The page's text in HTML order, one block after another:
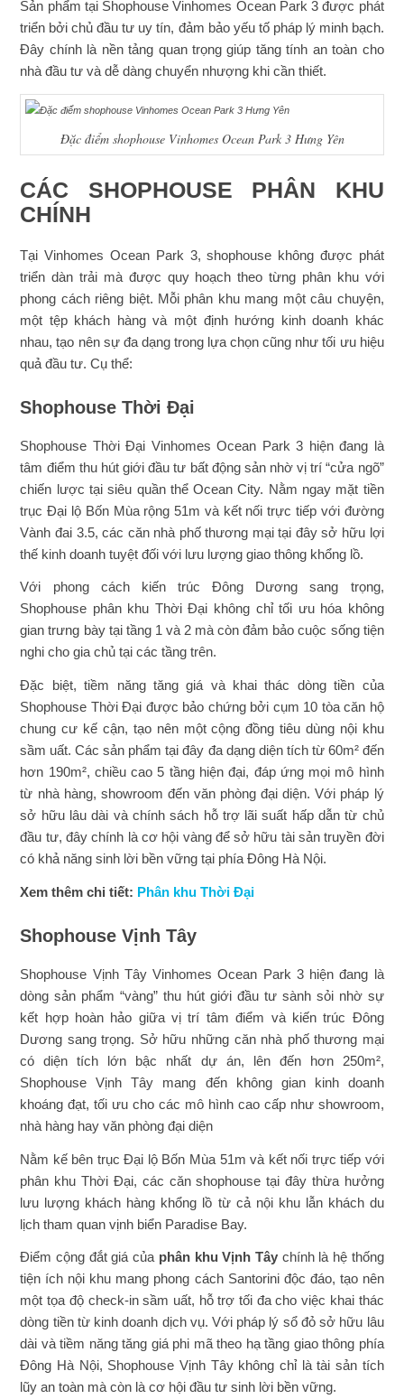
Sản phẩm tại Shophouse Vinhomes Ocean Park 3 được phát
triển bởi chủ đầu tư uy tín, đảm bảo yếu tố pháp lý minh bạch.
Đây chính là nền tảng quan trọng giúp tăng tính an toàn cho
nhà đầu tư và dễ dàng chuyển nhượng khi cần thiết.
Đặc điểm shophouse Vinhomes Ocean Park 3 Hưng Yên
CÁC SHOPHOUSE PHÂN KHU
CHÍNH
Tại Vinhomes Ocean Park 3, shophouse không được phát
triển dàn trải mà được quy hoạch theo từng phân khu với
phong cách riêng biệt. Mỗi phân khu mang một câu chuyện,
một tệp khách hàng và một định hướng kinh doanh khác
nhau, tạo nên sự đa dạng trong lựa chọn cũng như tối ưu hiệu
quả đầu tư. Cụ thể:
Shophouse Thời Đại
Shophouse Thời Đại Vinhomes Ocean Park 3 hiện đang là
tâm điểm thu hút giới đầu tư bất động sản nhờ vị trí “cửa ngõ”
chiến lược tại siêu quần thể Ocean City. Nằm ngay mặt tiền
trục Đại lộ Bốn Mùa rộng 51m và kết nối trực tiếp với đường
Vành đai 3.5, các căn nhà phố thương mại tại đây sở hữu lợi
thế kinh doanh tuyệt đối với lưu lượng giao thông khổng lồ.
Với phong cách kiến trúc Đông Dương sang trọng,
Shophouse phân khu Thời Đại không chỉ tối ưu hóa không
gian trưng bày tại tầng 1 và 2 mà còn đảm bảo cuộc sống tiện
nghi cho gia chủ tại các tầng trên.
Đặc biệt, tiềm năng tăng giá và khai thác dòng tiền của
Shophouse Thời Đại được bảo chứng bởi cụm 10 tòa căn hộ
chung cư kế cận, tạo nên một cộng đồng tiêu dùng nội khu
sầm uất. Các sản phẩm tại đây đa dạng diện tích từ 60m² đến
hơn 190m², chiều cao 5 tầng hiện đại, đáp ứng mọi mô hình
từ nhà hàng, showroom đến văn phòng đại diện. Với pháp lý
sở hữu lâu dài và chính sách hỗ trợ lãi suất hấp dẫn từ chủ
đầu tư, đây chính là cơ hội vàng để sở hữu tài sản truyền đời
có khả năng sinh lời bền vững tại phía Đông Hà Nội.
Xem thêm chi tiết: Phân khu Thời Đại
Shophouse Vịnh Tây
Shophouse Vịnh Tây Vinhomes Ocean Park 3 hiện đang là
dòng sản phẩm “vàng” thu hút giới đầu tư sành sỏi nhờ sự
kết hợp hoàn hảo giữa vị trí tâm điểm và kiến trúc Đông
Dương sang trọng. Sở hữu những căn nhà phố thương mại
có diện tích lớn bậc nhất dự án, lên đến hơn 250m²,
Shophouse Vịnh Tây mang đến không gian kinh doanh
khoáng đạt, tối ưu cho các mô hình cao cấp như showroom,
nhà hàng hay văn phòng đại diện
Nằm kế bên trục Đại lộ Bốn Mùa 51m và kết nối trực tiếp với
phân khu Thời Đại, các căn shophouse tại đây thừa hưởng
lưu lượng khách hàng khổng lồ từ cả nội khu lẫn khách du
lịch tham quan vịnh biển Paradise Bay.
Điểm cộng đắt giá của phân khu Vịnh Tâychính là hệ thống
tiện ích nội khu mang phong cách Santorini độc đáo, tạo nên
một tọa độ check-in sầm uất, hỗ trợ tối đa cho việc khai thác
dòng tiền từ kinh doanh dịch vụ. Với pháp lý sổ đỏ sở hữu lâu
dài và tiềm năng tăng giá phi mã theo hạ tầng giao thông phía
Đông Hà Nội, Shophouse Vịnh Tây không chỉ là tài sản tích
lũy an toàn mà còn là cơ hội đầu tư sinh lời bền vững.